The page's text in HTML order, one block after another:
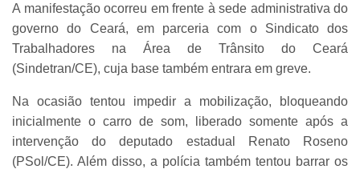
A manifestação ocorreu em frente à sede administrativa do
governo do Ceará, em parceria com o Sindicato dos
Trabalhadores na Área de Trânsito do Ceará
(Sindetran/CE), cuja base também entrara em greve.
Na ocasião tentou impedir a mobilização, bloqueando
inicialmente o carro de som, liberado somente após a
intervenção do deputado estadual Renato Roseno
(PSol/CE). Além disso, a polícia também tentou barrar os